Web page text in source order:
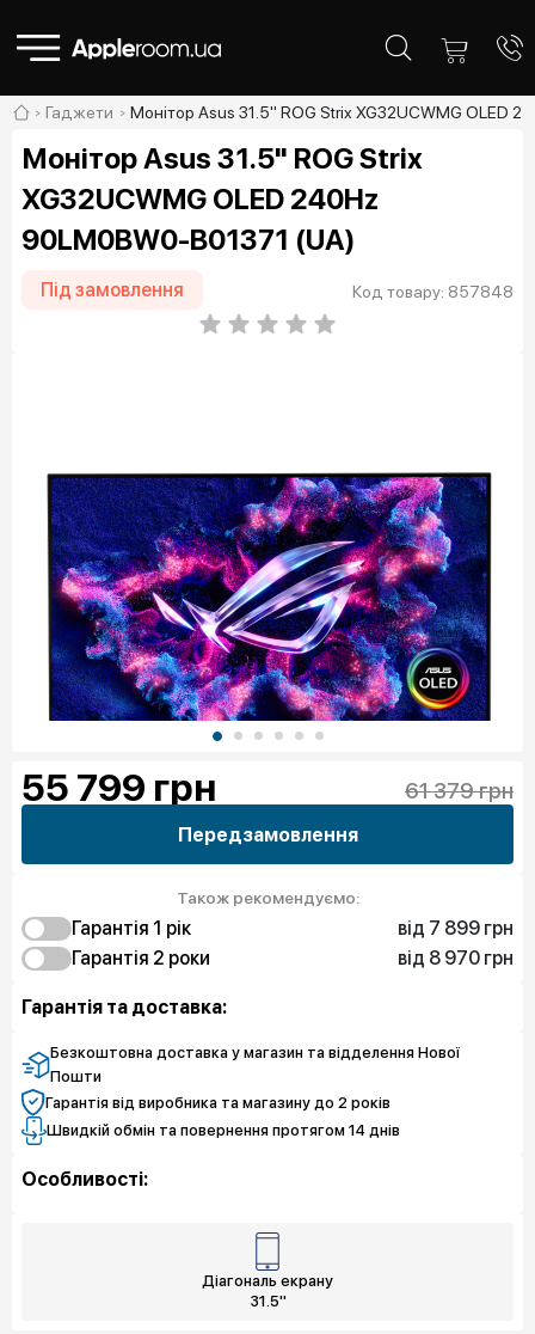
Гаджети Монітор Asus 31.5" ROG Strix XG32UCWMG OLED
Монітор Asus 31.5" ROG Strix
XG32UCWMG OLED 240Hz
90LM0BW0-B01371 (UA)
Під замовлення Код товару: 857848
55 799 грн 61 379 грн
Передзамовлення
Також рекомендуємо:
Гарантія 1 рік
від 7 899 грн
Чистий спокій
7 899 грн
Гарантія 2 роки
від 8 970 грн
Чистий спокій
Гарантія та доставка:
Безкоштовна доставка у магазин та відделення Нової
Пошти
Гарантія від виробника та магазину до 2 років
Швидкій обмін та повернення протягом 14 днів
Особливості:
Діагональ екрану
31.5"